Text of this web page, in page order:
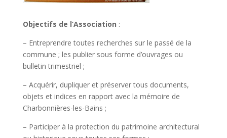
Objectifs de l’Association :
– Entreprendre toutes recherches sur le passé de la
commune ; les publier sous forme d’ouvrages ou
bulletin trimestriel ;
– Acquérir, dupliquer et préserver tous documents,
objets et indices en rapport avec la mémoire de
Charbonnières-les-Bains ;
– Participer à la protection du patrimoine architectural